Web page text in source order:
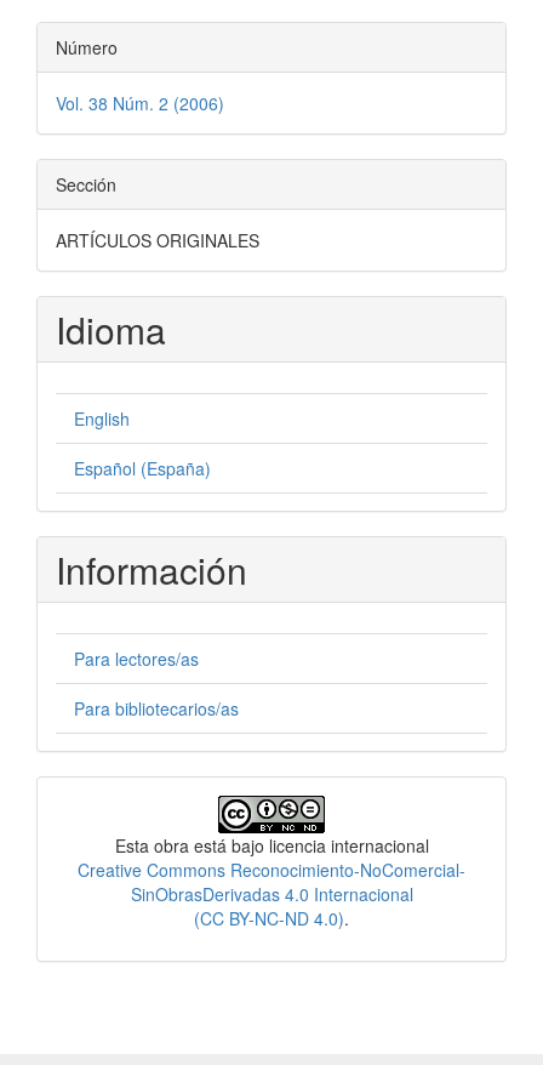
Número
Vol. 38 Núm. 2 (2006)
Sección
ARTÍCULOS ORIGINALES
Idioma
English
Español (España)
Información
Para lectores/as
Para bibliotecarios/as
Esta obra está bajo licencia internacional
Creative Commons Reconocimiento-NoComercial-
SinObrasDerivadas 4.0 Internacional
(CC BY-NC-ND 4.0).